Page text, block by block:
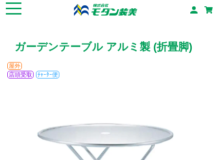
ガーデンテーブル アルミ製 (折畳脚)
屋外
店頭受取
ﾁｬｰﾀｰ便